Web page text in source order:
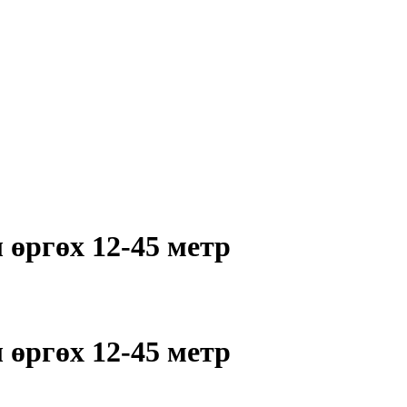
12-45 метр
12-45 метр